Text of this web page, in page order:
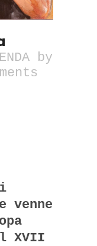
by
venne
XVII